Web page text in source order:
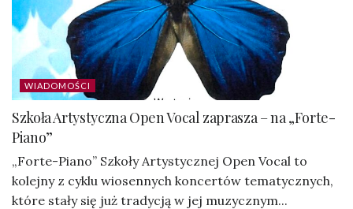
WIADOMOŚCI
Szkoła Artystyczna Open Vocal zaprasza – na „Forte-
Piano”
„Forte-Piano” Szkoły Artystycznej Open Vocal to
kolejny z cyklu wiosennych koncertów tematycznych,
które stały się już tradycją w jej muzycznym...